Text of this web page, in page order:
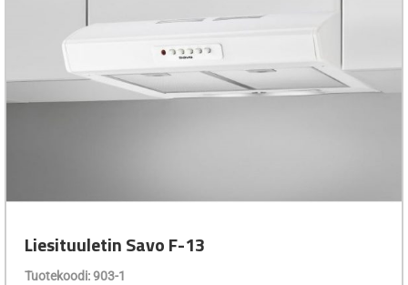
Liesituuletin Savo F-13
Tuotekoodi: 903-1